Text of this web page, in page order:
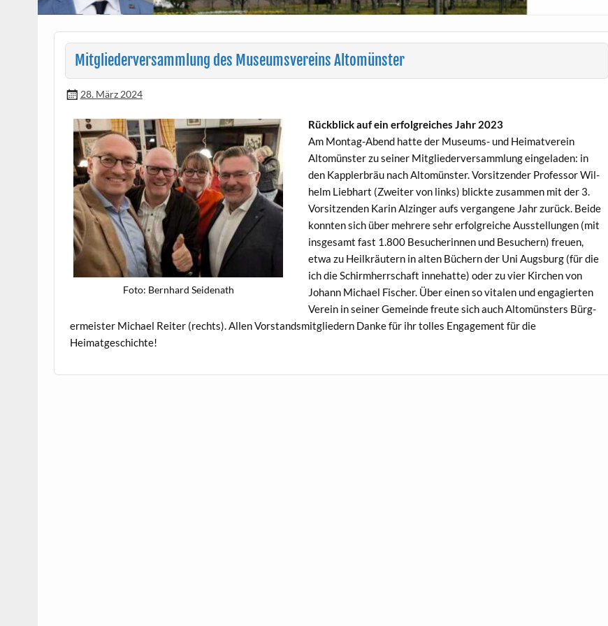
Mitgliederversammlung des Museumsvereins Altomünster
28. März 2024
Foto: Bern­hard Seidenath
Rück­blick auf ein erfol­gre­ich­es Jahr 2023
Am Mon­tag-Abend hat­te der Muse­ums- und Heimatvere­in
Altomün­ster zu sein­er Mit­gliederver­samm­lung ein­ge­laden: in
den Kap­pler­bräu nach Altomün­ster. Vor­sitzen­der Pro­fes­sor Wil­
helm Lieb­hart (Zweit­er von links) blick­te zusam­men mit der 3.
Vor­sitzen­den Karin Alzinger aufs ver­gan­gene Jahr zurück. Bei­de
kon­nten sich über mehrere sehr erfol­gre­iche Ausstel­lun­gen (mit
ins­ge­samt fast 1.800 Besucherin­nen und Besuch­ern) freuen,
etwa zu Heilkräutern in alten Büch­ern der Uni Augs­burg (für die
ich die Schirmherrschaft innehat­te) oder zu vier Kirchen von
Johann Michael Fis­ch­er. Über einen so vital­en und engagierten
Vere­in in sein­er Gemeinde freute sich auch Altomün­sters Bürg­
er­meis­ter Michael Reit­er (rechts). Allen Vor­standsmit­gliedern Danke für ihr tolles Engage­ment für die
Heimatgeschichte!